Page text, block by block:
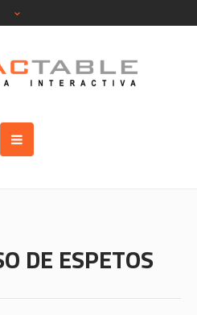
DE ESPETOS